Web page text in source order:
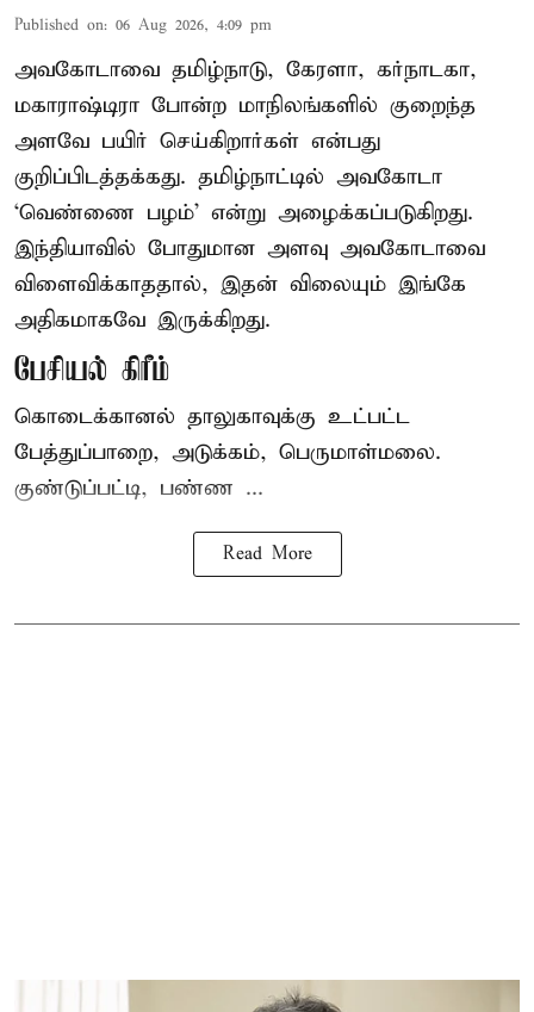
Published on: 06 Aug 2026, 4:09 pm
அவகோடாவை தமிழ்நாடு, கேரளா, கர்நாடகா,
மகாராஷ்டிரா போன்ற மாநிலங்களில் குறைந்த
அளவே பயிர் செய்கிறார்கள் என்பது
குறிப்பிடத்தக்கது. தமிழ்நாட்டில் அவகோடா
‘வெண்ணை பழம்’ என்று அழைக்கப்படுகிறது.
இந்தியாவில் போதுமான அளவு அவகோடாவை
விளைவிக்காததால், இதன் விலையும் இங்கே
அதிகமாகவே இருக்கிறது.
பேசியல் கிரீம்
கொடைக்கானல் தாலுகாவுக்கு உட்பட்ட
பேத்துப்பாறை, அடுக்கம், பெருமாள்மலை.
குண்டுப்பட்டி, பண்ண ...
Read More